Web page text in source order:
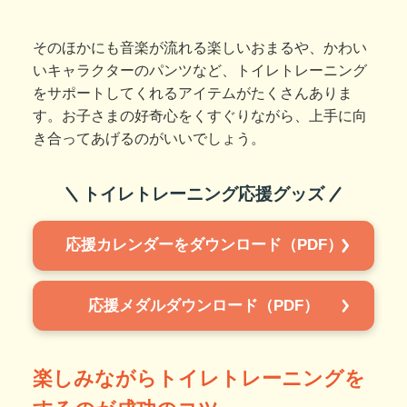
そのほかにも音楽が流れる楽しいおまるや、かわい
いキャラクターのパンツなど、トイレトレーニング
をサポートしてくれるアイテムがたくさんありま
す。お子さまの好奇心をくすぐりながら、上手に向
き合ってあげるのがいいでしょう。
トイレトレーニング応援グッズ
応援カレンダーをダウンロード（PDF）
応援メダルダウンロード（PDF）
楽しみながらトイレトレーニングを